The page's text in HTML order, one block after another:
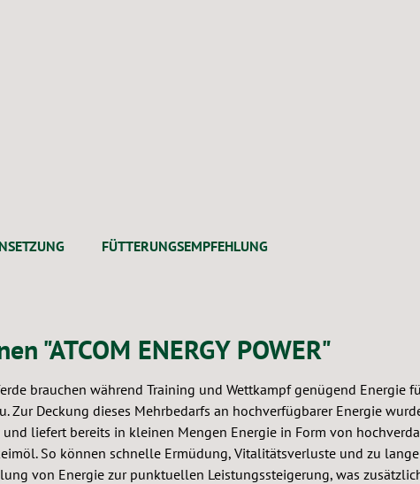
FÜTTERUNGSEMPFEHLUNG
"ATCOM ENERGY POWER"
brauchen während Training und Wettkampf genügend
Zur Deckung dieses Mehrbedarfs an hochverfügbarer Energie
liefert bereits in kleinen Mengen Energie in Form von
So können schnelle Ermüdung, Vitalitätsverluste und zu
von Energie zur punktuellen Leistungssteigerung, was